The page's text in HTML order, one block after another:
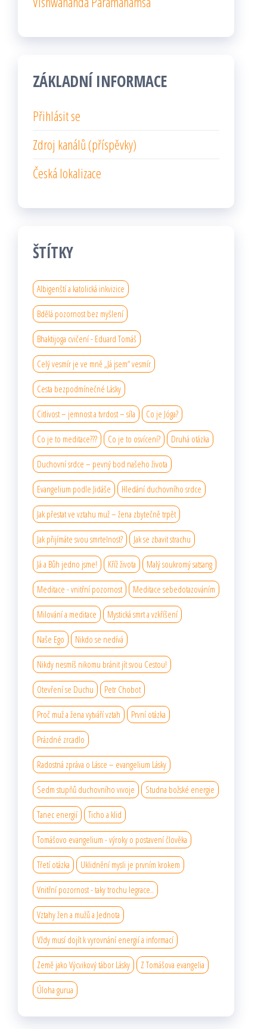
ZÁKLADNÍ INFORMACE
Přihlásit se
Zdroj kanálů (příspěvky)
Česká lokalizace
ŠTÍTKY
Albigenští a katolická inkvizice
Bdělá pozornost bez myšlení
Bhaktijoga cvičení - Eduard Tomáš
Celý vesmír je ve mně „Já jsem“ vesmír
Cesta bezpodmínečné Lásky
Citlivost – jemnost a tvrdost – síla Co je Jóga?
Co je to meditace??? Co je to osvícení? Druhá otázka
Duchovní srdce – pevný bod našeho života
Evangelium podle Jidáše Hledání duchovního srdce
Jak přestat ve vztahu muž – žena zbytečně trpět
Jak přijímáte svou smrtelnost? Jak se zbavit strachu
Já a Bůh jedno jsme! Kříž života Malý soukromý satsang
Meditace - vnitřní pozornost Meditace sebedotazováním
Milování a meditace Mystická smrt a vzkříšení
Naše Ego Nikdo se nedívá
Nikdy nesmíš nikomu bránit jít svou Cestou!
Otevření se Duchu Petr Chobot
Proč muž a žena vytváří vztah První otázka
Prázdné zrcadlo
Radostná zpráva o Lásce – evangelium Lásky
Sedm stupňů duchovního vıvoje Studna božské energie
Tanec energií Ticho a klid
Tomášovo evangelium - výroky o postavení člověka
Třetí otázka Uklidnění mysli je prvním krokem
Vnitřní pozornost - taky trochu legrace..
Vztahy žen a mužů a Jednota
Vždy musí dojít k vyrovnání energií a informací
Země jako Výcvikový tábor Lásky Z Tomášova evangelia
Úloha gurua